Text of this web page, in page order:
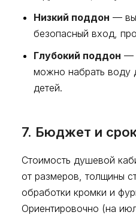
Низкий поддон —
безопасный вход,
Глубокий поддон —
можно набрать воду
детей.
7. Бюджет и
Стоимость душевой
от размеров, толщины
обработки кромки и
Ориентировочно (на